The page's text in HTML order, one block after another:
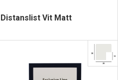
Distanslist Vit Matt